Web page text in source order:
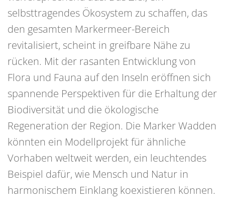
selbsttragendes Ökosystem zu schaffen, das
den gesamten Markermeer-Bereich
revitalisiert, scheint in greifbare Nähe zu
rücken. Mit der rasanten Entwicklung von
Flora und Fauna auf den Inseln eröffnen sich
spannende Perspektiven für die Erhaltung der
Biodiversität und die ökologische
Regeneration der Region. Die Marker Wadden
könnten ein Modellprojekt für ähnliche
Vorhaben weltweit werden, ein leuchtendes
Beispiel dafür, wie Mensch und Natur in
harmonischem Einklang koexistieren können.